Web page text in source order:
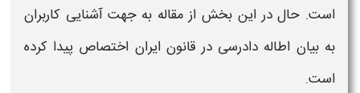
است. حال در این بخش از مقاله به جهت آشنایی کاربران
به بیان اطاله دادرسی در قانون ایران اختصاص پیدا کرده
است.